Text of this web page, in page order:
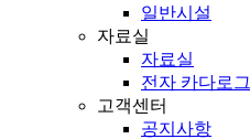
일반시설
자료실
자료실
전자 카다로그
고객센터
공지사항